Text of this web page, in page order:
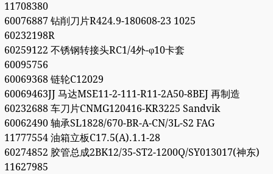
11708380
60076887 钻削刀片R424.9-180608-23 1025
60232198R
60259122 不锈钢转接头RC1/4外-φ10卡套
60095756
60069368 链轮C12029
60069463JJ 马达MSE11-2-111-R11-2A50-8BEJ 再制造
60232688 车刀片CNMG120416-KR3225 Sandvik
60062490 轴承SL1828/670-BR-A-CN/3L-S2 FAG
11777554 油箱立板C17.5(A).1.1-28
60274852 胶管总成2BK12/35-ST2-1200Q/SY013017(神东)
11627985